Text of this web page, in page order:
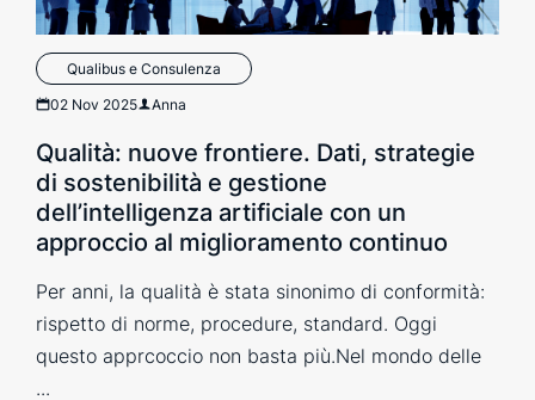
Qualibus e Consulenza
02 Nov 2025 Anna
Qualità: nuove frontiere. Dati, strategie
di sostenibilità e gestione
dell’intelligenza artificiale con un
approccio al miglioramento continuo
Per anni, la qualità è stata sinonimo di conformità:
rispetto di norme, procedure, standard. Oggi
questo apprcoccio non basta più.Nel mondo delle
...